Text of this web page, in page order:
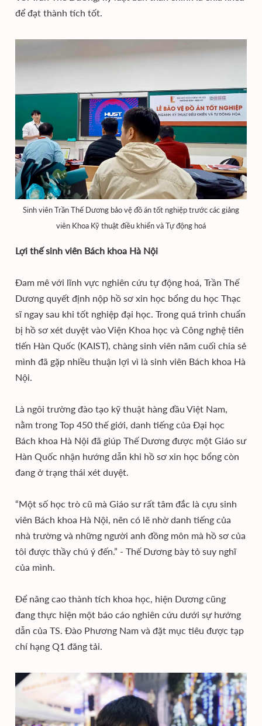
để đạt thành tích tốt.
Sinh viên Trần Thế Dương bảo vệ đồ án tốt nghiệp trước các giảng
viên Khoa Kỹ thuật điều khiển và Tự động hoá
Lợi thế sinh viên Bách khoa Hà Nội
Đam mê với lĩnh vực nghiên cứu tự động hoá, Trần Thế
Dương quyết định nộp hồ sơ xin học bổng du học Thạc
sĩ ngay sau khi tốt nghiệp đại học. Trong quá trình chuẩn
bị hồ sơ xét duyệt vào Viện Khoa học và Công nghệ tiên
tiến Hàn Quốc (KAIST), chàng sinh viên năm cuối chia sẻ
mình đã gặp nhiều thuận lợi vì là sinh viên Bách khoa Hà
Nội.
Là ngôi trường đào tạo kỹ thuật hàng đầu Việt Nam,
nằm trong Top 450 thế giới, danh tiếng của Đại học
Bách khoa Hà Nội đã giúp Thế Dương được một Giáo sư
Hàn Quốc nhận hướng dẫn khi hồ sơ xin học bổng còn
đang ở trạng thái xét duyệt.
“Một số học trò cũ mà Giáo sư rất tâm đắc là cựu sinh
viên Bách khoa Hà Nội, nên có lẽ nhờ danh tiếng của
nhà trường và những người anh đồng môn mà hồ sơ của
tôi được thầy chú ý đến.” - Thế Dương bày tỏ suy nghĩ
của mình.
Để nâng cao thành tích khoa học, hiện Dương cũng
đang thực hiện một báo cáo nghiên cứu dưới sự hướng
dẫn của TS. Đào Phương Nam và đặt mục tiêu được tạp
chí hạng Q1 đăng tải.